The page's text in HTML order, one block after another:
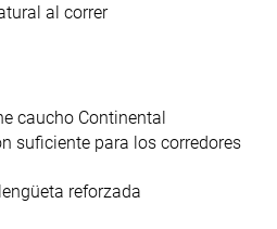
al correr
caucho Continental
suficiente para los corredores
reforzada